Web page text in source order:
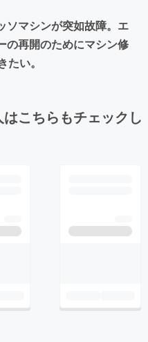
ソマシンが突如故障。エ
の再開のためにマシン修
い。
こちらもチェックし